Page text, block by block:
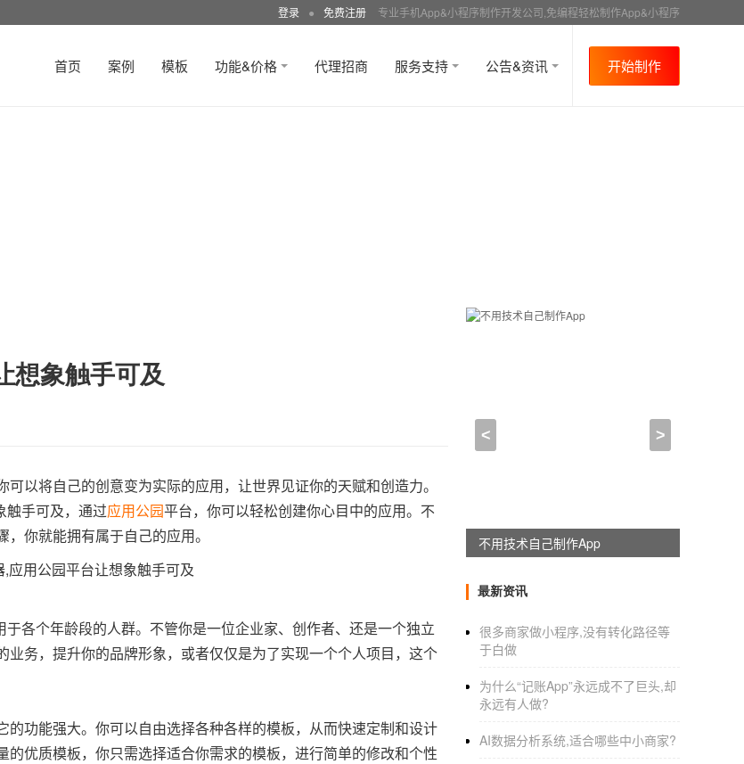
登录 ● 免费注册 专业手机App&小程序制作开发公司,免编程轻松制作App&小程序
首页 案例 模板 功能&价格 代理招商 服务支持 公告&资讯 开始制作
想象触手可及
以将自己的创意变为实际的应用，让世界见证你的天赋和创造力。
触手可及，通过应用公园平台，你可以轻松创建你心目中的应用。不
你就能拥有属于自己的应用。
各个年龄段的人群。不管你是一位企业家、创作者、还是一个独立
务，提升你的品牌形象，或者仅仅是为了实现一个个人项目，这个
的功能强大。你可以自由选择各种各样的模板，从而快速定制和设计
优质模板，你只需选择适合你需求的模板，进行简单的修改和个性
< >
不用技术自己制作App
最新资讯
很多商家做小程序,没有转化路径等
于白做
为什么“记账App”永远成不了巨头,却
永远有人做?
AI数据分析系统,适合哪些中小商家?